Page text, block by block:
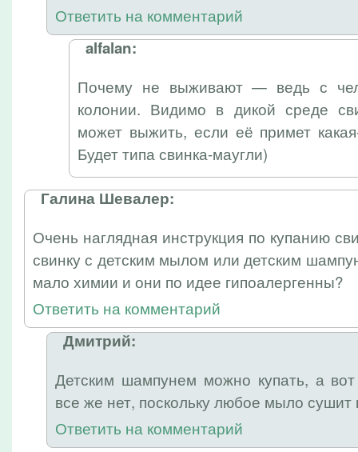
Ответить на комментарий
alfalan:
Почему не выживают — ведь с
колонии. Видимо в дикой среде
может выжить, если её примет
Будет типа свинка-маугли)
Галина Шевалер:
Очень наглядная инструкция по купанию
свинку с детским мылом или детским
мало химии и они по идее гипоалергенны?
Ответить на комментарий
Дмитрий:
Детским шампунем можно купать, а
все же нет, поскольку любое мыло сушит
Ответить на комментарий